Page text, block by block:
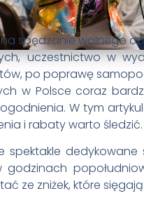
spędzanie wolnego
uczestnictwo w
po poprawę
w Polsce coraz
W tym
i rabaty warto śledzić.
spektakle
ze zniżek, które